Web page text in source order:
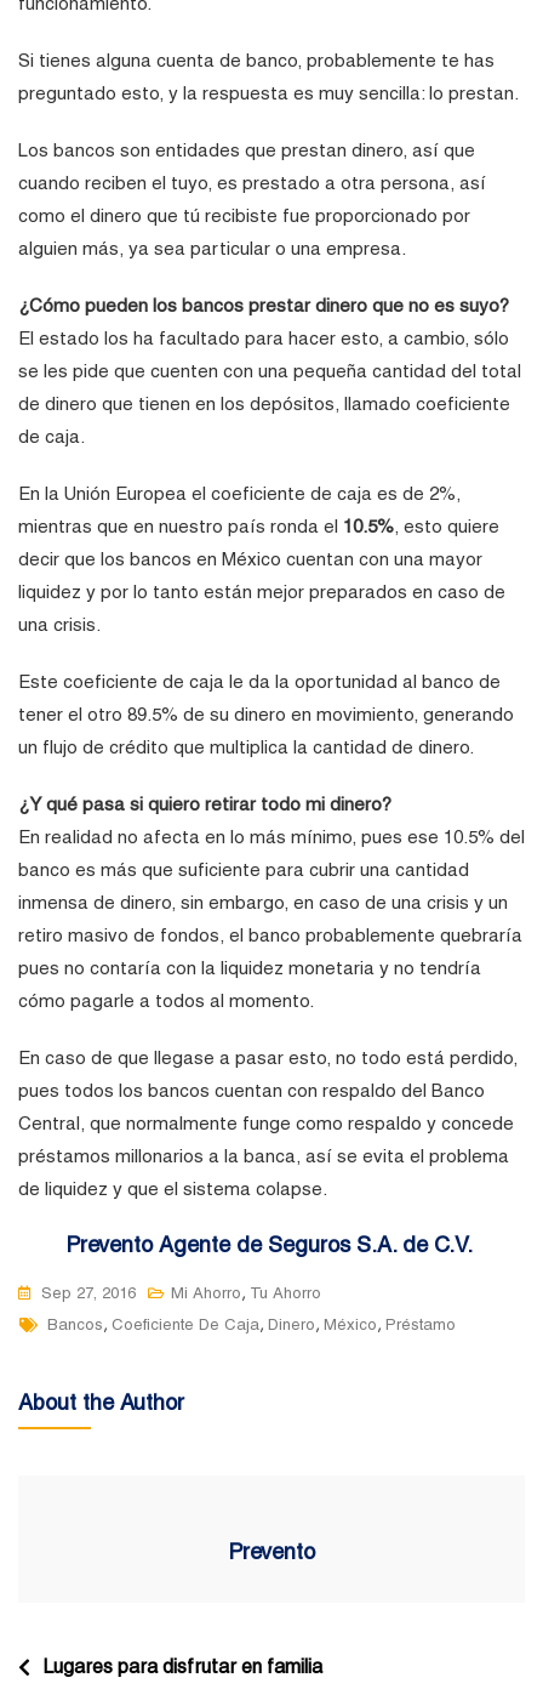
Si tienes alguna cuenta de banco, probablemente te has
preguntado esto, y la respuesta es muy sencilla: lo prestan.
Los bancos son entidades que prestan dinero, así que
cuando reciben el tuyo, es prestado a otra persona, así
como el dinero que tú recibiste fue proporcionado por
alguien más, ya sea particular o una empresa.
¿Cómo pueden los bancos prestar dinero que no es suyo?
El estado los ha facultado para hacer esto, a cambio, sólo
se les pide que cuenten con una pequeña cantidad del total
de dinero que tienen en los depósitos, llamado coeficiente
de caja.
En la Unión Europea el coeficiente de caja es de 2%,
mientras que en nuestro país ronda el 10.5%, esto quiere
decir que los bancos en México cuentan con una mayor
liquidez y por lo tanto están mejor preparados en caso de
una crisis.
Este coeficiente de caja le da la oportunidad al banco de
tener el otro 89.5% de su dinero en movimiento, generando
un flujo de crédito que multiplica la cantidad de dinero.
¿Y qué pasa si quiero retirar todo mi dinero?
En realidad no afecta en lo más mínimo, pues ese 10.5% del
banco es más que suficiente para cubrir una cantidad
inmensa de dinero, sin embargo, en caso de una crisis y un
retiro masivo de fondos, el banco probablemente quebraría
pues no contaría con la liquidez monetaria y no tendría
cómo pagarle a todos al momento.
En caso de que llegase a pasar esto, no todo está perdido,
pues todos los bancos cuentan con respaldo del Banco
Central, que normalmente funge como respaldo y concede
préstamos millonarios a la banca, así se evita el problema
de liquidez y que el sistema colapse.
Prevento Agente de Seguros S.A. de C.V.
Sep 27, 2016 Mi Ahorro, Tu Ahorro
Tags
Bancos, Coeficiente De Caja, Dinero, México, Préstamo
About the Author
Prevento
Navegación
Lugares para disfrutar en familia